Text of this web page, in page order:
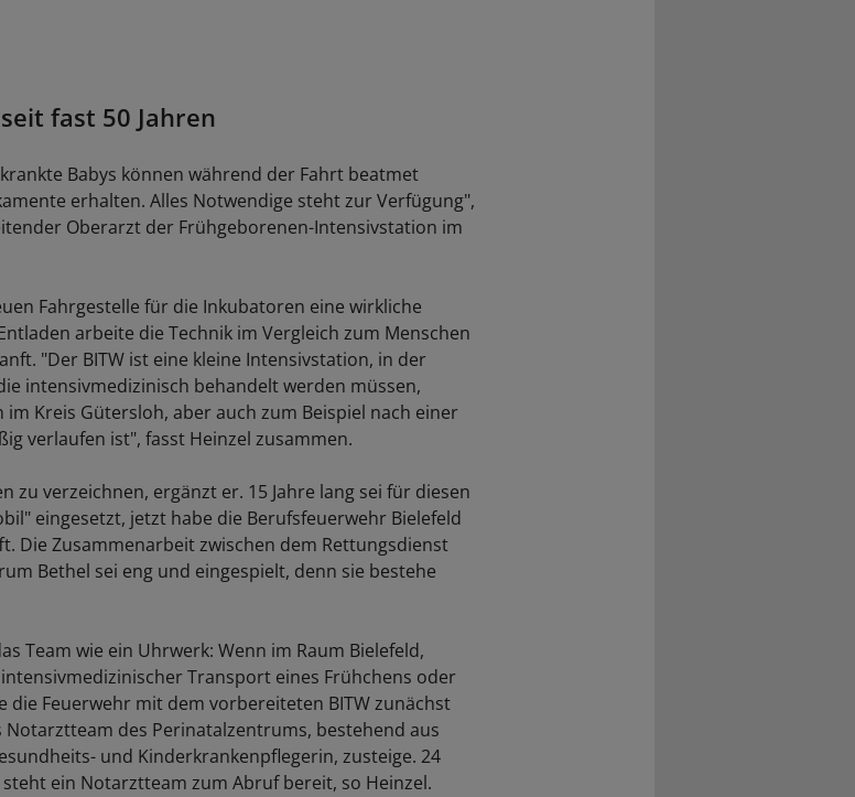
fast 50 Jahren
Babys können während der Fahrt beatmet
erhalten. Alles Notwendige steht zur Verfügung",
Oberarzt der Frühgeborenen-Intensivstation im
Fahrgestelle für die Inkubatoren eine wirkliche
arbeite die Technik im Vergleich zum Menschen
"Der BITW ist eine kleine Intensivstation, in der
intensivmedizinisch behandelt werden müssen,
im Kreis Gütersloh, aber auch zum Beispiel nach einer
verlaufen ist", fasst Heinzel zusammen.
zu verzeichnen, ergänzt er. 15 Jahre lang sei für diesen
eingesetzt, jetzt habe die Berufsfeuerwehr Bielefeld
Die Zusammenarbeit zwischen dem Rettungsdienst
Bethel sei eng und eingespielt, denn sie bestehe
Team wie ein Uhrwerk: Wenn im Raum Bielefeld,
Transport eines Frühchens oder
die Feuerwehr mit dem vorbereiteten BITW zunächst
Notarztteam des Perinatalzentrums, bestehend aus
und Kinderkrankenpflegerin, zusteige. 24
steht ein Notarztteam zum Abruf bereit, so Heinzel.